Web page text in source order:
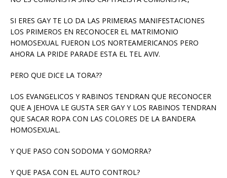
SI ERES GAY TE LO DA LAS PRIMERAS MANIFESTACIONES
LOS PRIMEROS EN RECONOCER EL MATRIMONIO
HOMOSEXUAL FUERON LOS NORTEAMERICANOS PERO
AHORA LA PRIDE PARADE ESTA EL TEL AVIV.
PERO QUE DICE LA TORA??
LOS EVANGELICOS Y RABINOS TENDRAN QUE RECONOCER
QUE A JEHOVA LE GUSTA SER GAY Y LOS RABINOS TENDRAN
QUE SACAR ROPA CON LAS COLORES DE LA BANDERA
HOMOSEXUAL.
Y QUE PASO CON SODOMA Y GOMORRA?
Y QUE PASA CON EL AUTO CONTROL?